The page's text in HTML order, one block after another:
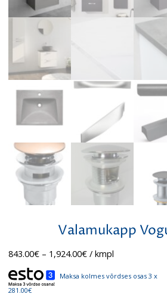
Valamukapp
843.00€ – 1,924.00€Hinnavahemik:
kuni
/ kmpl
Maksa kolmes võrdses osas 3 x
281.00€